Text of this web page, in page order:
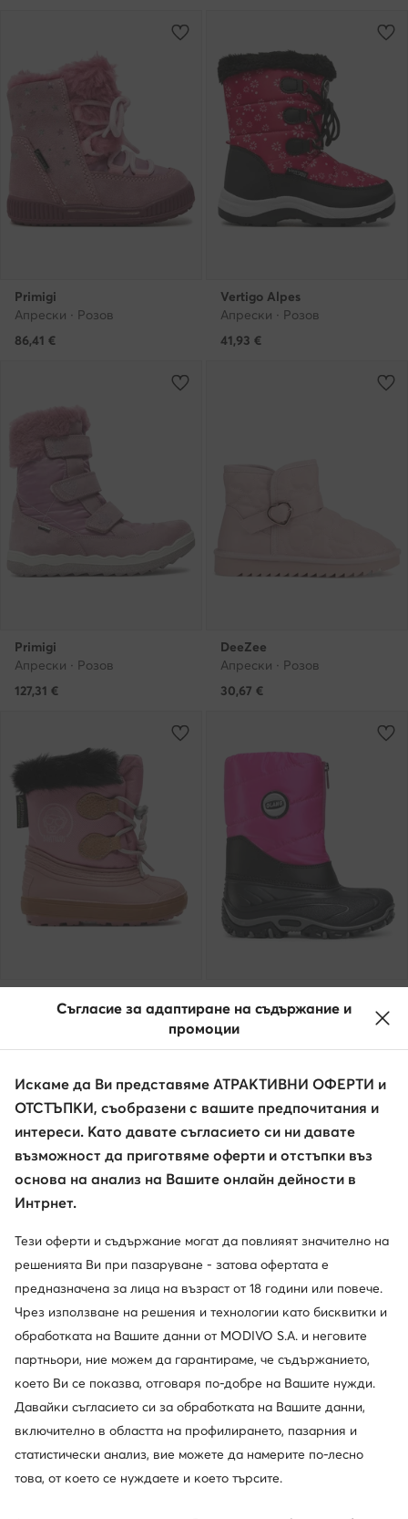
Primigi
Апрески · Розов
86,41 €
Vertigo Alpes
Апрески · Розов
41,93 €
Primigi
Апрески · Розов
127,31 €
DeeZee
Апрески · Розов
30,67 €
Апрески · Розов
Апрески · Розов
62,99
Viking
Апрески · Розов
96,63€
Апрески · Розов
104,81€
Съгласие за адаптиране на съдържание и
промоции
Искаме да Ви представяме АТРАКТИВНИ ОФЕРТИ и
ОТСТЪПКИ, съобразени с вашите предпочитания и
интереси. Като давате съгласието си ни давате
възможност да приготвяме оферти и отстъпки въз
основа на анализ на Вашите онлайн дейности в
Интрнет.
Тези оферти и съдържание могат да повлияят значително на
решенията Ви при пазаруване - затова офертата е
предназначена за лица на възраст от 18 години или повече.
Чрез използване на решения и технологии като бисквитки и
обработката на Вашите данни от MODIVO S.A. и неговите
партньори, ние можем да гарантираме, че съдържанието,
което Ви се показва, отговаря по-добре на Вашите нужди.
Давайки съгласието си за обработката на Вашите данни,
включително в областта на профилирането, пазарния и
статистически анализ, вие можете да намерите по-лесно
това, от което се нуждаете и което търсите.